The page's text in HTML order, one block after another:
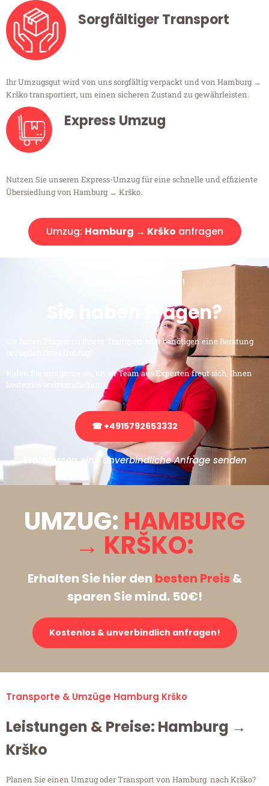
Sorgfältiger Transport
Ihr Umzugsgut wird von uns sorgfältig verpackt und von Hamburg →
Krško transportiert, um einen sicheren Zustand zu gewährleisten.
Express Umzug
Nutzen Sie unseren Express-Umzug für eine schnelle und effiziente
Übersiedlung von Hamburg → Krško.
Umzug: Hamburg → Krško anfragen
Kostenlose Beratung!
Sie haben Fragen?
Sie haben Fragen zu Ihrem Transport oder benötigen eine Beratung
Rufen Sie uns gerne an, unser Team aus Experten freut sich, Ihnen
kostenlos weiterzuhelfen!
☎ +4915792653332
Stattdessen eine unverbindliche Anfrage senden
UMZUG: HAMBURG
→ KRŠKO:
Erhalten Sie hier den besten Preis&
sparen Sie mind. 50€!
Kostenlos & unverbindlich anfragen!
Transporte & Umzüge Hamburg Krško
Leistungen & Preise: Hamburg →
Krško
Planen Sie einen Umzug oder Transport von Hamburg nach Krško?